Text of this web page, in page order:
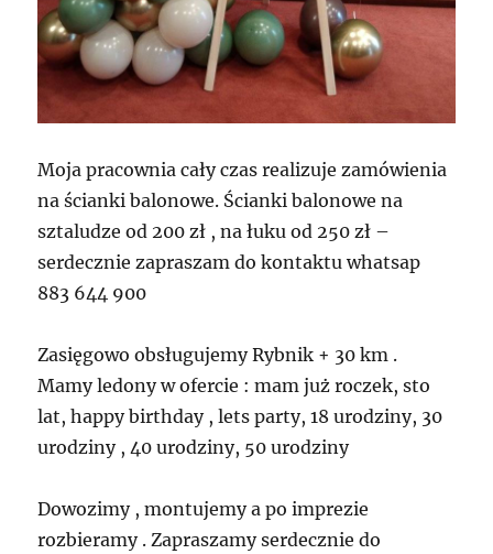
Moja pracownia cały czas realizuje zamówienia
na ścianki balonowe. Ścianki balonowe na
sztaludze od 200 zł , na łuku od 250 zł –
serdecznie zapraszam do kontaktu whatsap
883 644 900
Zasięgowo obsługujemy Rybnik + 30 km .
Mamy ledony w ofercie : mam już roczek, sto
lat, happy birthday , lets party, 18 urodziny, 30
urodziny , 40 urodziny, 50 urodziny
Dowozimy , montujemy a po imprezie
rozbieramy . Zapraszamy serdecznie do